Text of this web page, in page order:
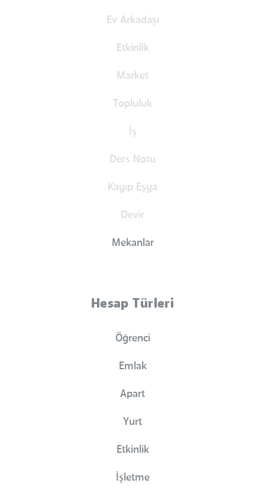
Ev Arkadaşı
Etkinlik
Market
Topluluk
İş
Ders Notu
Kayıp Eşya
Devir
Mekanlar
Hesap Türleri
Öğrenci
Emlak
Apart
Yurt
Etkinlik
İşletme